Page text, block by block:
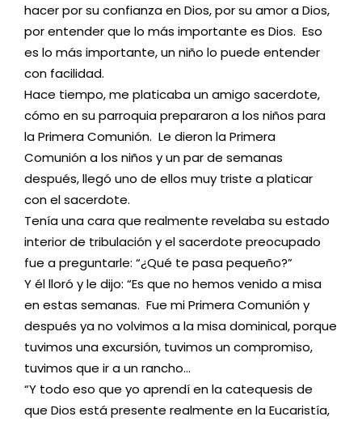
hacer por su confianza en Dios, por su amor a Dios,
por entender que lo más importante es Dios. Eso
es lo más importante, un niño lo puede entender
con facilidad.
Hace tiempo, me platicaba un amigo sacerdote,
cómo en su parroquia prepararon a los niños para
la Primera Comunión. Le dieron la Primera
Comunión a los niños y un par de semanas
después, llegó uno de ellos muy triste a platicar
con el sacerdote.
Tenía una cara que realmente revelaba su estado
interior de tribulación y el sacerdote preocupado
fue a preguntarle: “¿Qué te pasa pequeño?”
Y él lloró y le dijo: “Es que no hemos venido a misa
en estas semanas. Fue mi Primera Comunión y
después ya no volvimos a la misa dominical, porque
tuvimos una excursión, tuvimos un compromiso,
tuvimos que ir a un rancho…
“Y todo eso que yo aprendí en la catequesis de
que Dios está presente realmente en la Eucaristía,